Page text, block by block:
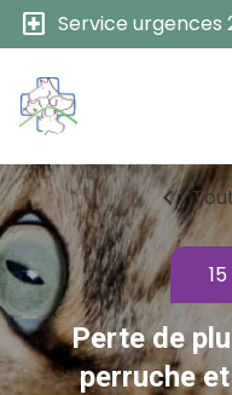
local_hospital Service urgences
chevron_left
Perte de
perruche